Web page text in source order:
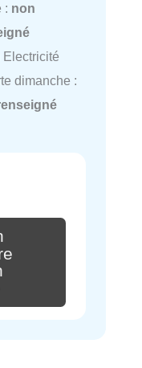
: non
Electricité
dimanche :